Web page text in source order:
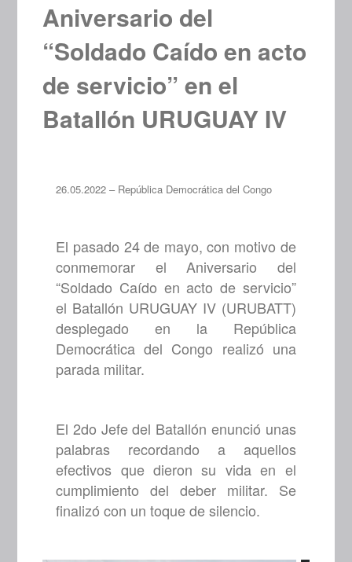
Aniversario del
“Soldado Caído en acto
de servicio” en el
Batallón URUGUAY IV
26.05.2022 – República Democrática del Congo
El pasado 24 de mayo, con motivo de
conmemorar el Aniversario del
“Soldado Caído en acto de servicio”
el Batallón URUGUAY IV (URUBATT)
desplegado en la República
Democrática del Congo realizó una
parada militar.
El 2do Jefe del Batallón enunció unas
palabras recordando a aquellos
efectivos que dieron su vida en el
cumplimiento del deber militar. Se
finalizó con un toque de silencio.